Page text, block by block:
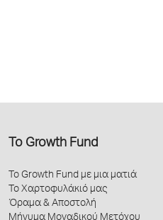
Το Growth Fund
Το Growth Fund με μια ματιά
Το Χαρτοφυλάκιό μας
Όραμα & Αποστολή
Μήνυμα Μοναδικού Μετόχου